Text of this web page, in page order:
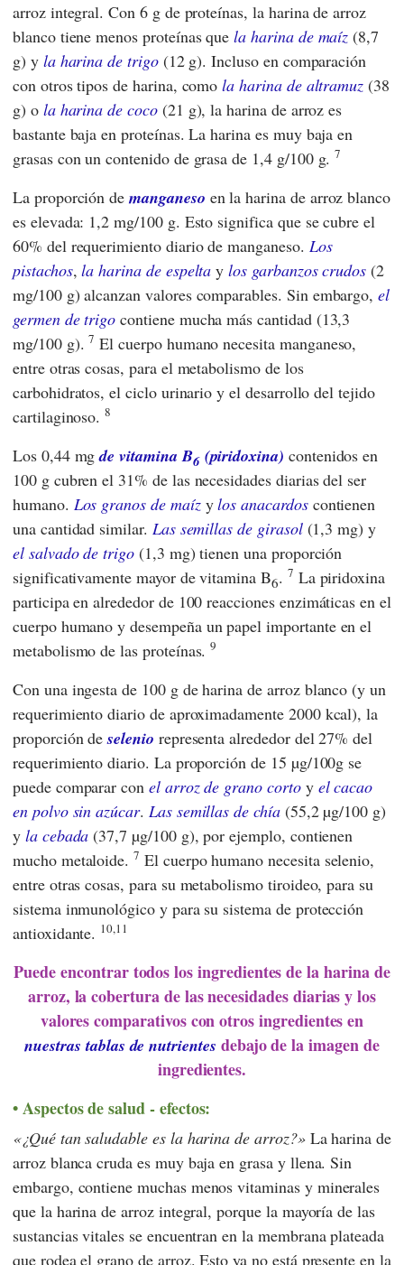
arroz integral. Con 6 g de proteínas, la harina de arroz
blanco tiene menos proteínas quela harina de maíz (8,7
g) y la harina de trigo(12 g). Incluso en comparación
con otros tipos de harina, comola harina de altramuz (38
g) o la harina de coco(21 g), la harina de arroz es
bastante baja en proteínas. La harina es muy baja en
grasas con un contenido de grasa de 1,4 g/100 g.7
La proporción demanganeso en la harina de arroz blanco
es elevada: 1,2 mg/100 g. Esto significa que se cubre el
60% del requerimiento diario de manganeso. Los
pistachos,la harina de espelta ylos garbanzos crudos (2
mg/100 g) alcanzan valores comparables. Sin embargo,el
germen de trigo contiene mucha más cantidad (13,3
mg/100 g).7 El cuerpo humano necesita manganeso,
entre otras cosas, para el metabolismo de los
carbohidratos, el ciclo urinario y el desarrollo del tejido
cartilaginoso.8
Los 0,44 mgde vitamina B6(piridoxina) contenidos en
100 g cubren el 31% de las necesidades diarias del ser
humano. Los granos de maízylos anacardoscontienen
una cantidad similar. Las semillas de girasol(1,3 mg) y
el salvado de trigo(1,3 mg) tienen una proporción
significativamente mayor de vitamina B6. 7 La piridoxina
participa en alrededor de 100 reacciones enzimáticas en el
cuerpo humano y desempeña un papel importante en el
metabolismo de las proteínas.9
Con una ingesta de 100 g de harina de arroz blanco (y un
requerimiento diario de aproximadamente 2000 kcal), la
proporción deselenio representa alrededor del 27% del
requerimiento diario. La proporción de 15 µg/100g se
puede comparar con el arroz de grano cortoy el cacao
en polvo sin azúcar. Las semillas de chía(55,2 µg/100 g)
y la cebada (37,7 µg/100 g), por ejemplo, contienen
mucho metaloide.7 El cuerpo humano necesita selenio,
entre otras cosas, para su metabolismo tiroideo, para su
sistema inmunológico y para su sistema de protección
antioxidante. 10,11
Puede encontrar todos los ingredientes de la harina de
arroz, la cobertura de las necesidades diarias y los
valores comparativos con otros ingredientes en
nuestras tablas de nutrientes debajo de la imagen de
ingredientes.
Aspectos de salud - efectos:
¿Qué tan saludable es la harina de arroz? La harina de
arroz blanca cruda es muy baja en grasa y llena. Sin
embargo, contiene muchas menos vitaminas y minerales
que la harina de arroz integral, porque la mayoría de las
sustancias vitales se encuentran en la membrana plateada
que rodea el grano de arroz. Esto ya no está presente en la